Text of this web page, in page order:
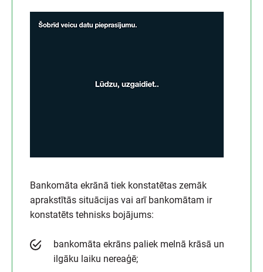
Bankomāta ekrānā tiek konstatētas zemāk
aprakstītās situācijas vai arī bankomātam ir
konstatēts tehnisks bojājums:
bankomāta ekrāns paliek melnā krāsā un
ilgāku laiku nereaģē;